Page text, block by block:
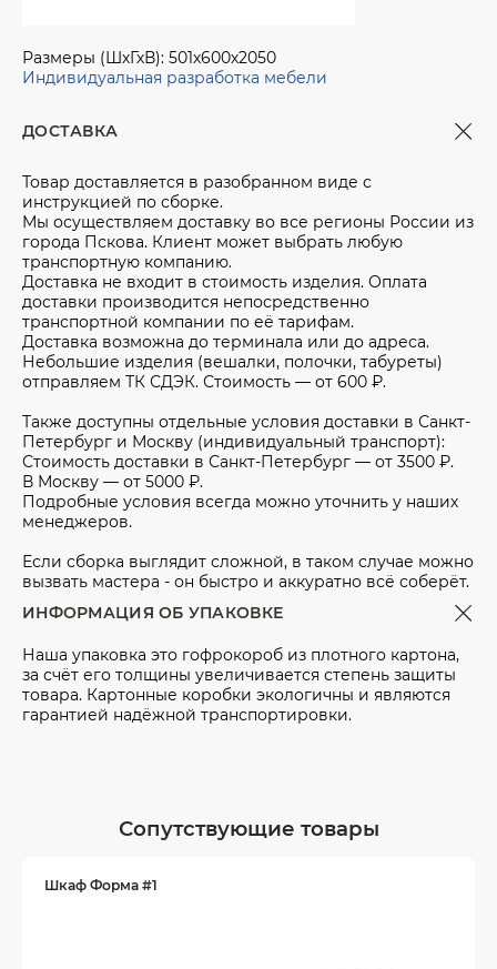
Размеры (ШхГхВ): 501х600х2050
Индивидуальная разработка мебели
ДОСТАВКА
Товар доставляется в разобранном виде с
инструкцией по сборке.
Мы осуществляем доставку во все регионы России из
города Пскова. Клиент может выбрать любую
транспортную компанию.
Доставка не входит в стоимость изделия. Оплата
доставки производится непосредственно
транспортной компании по её тарифам.
Доставка возможна до терминала или до адреса.
Небольшие изделия (вешалки, полочки, табуреты)
отправляем ТК СДЭК. Стоимость — от 600 ₽.
Также доступны отдельные условия доставки в Санкт-
Петербург и Москву (индивидуальный транспорт):
Стоимость доставки в Санкт-Петербург — от 3500 ₽.
В Москву — от 5000 ₽.
Подробные условия всегда можно уточнить у наших
менеджеров.
Если сборка выглядит сложной, в таком случае можно
вызвать мастера - он быстро и аккуратно всё соберёт.
ИНФОРМАЦИЯ ОБ УПАКОВКЕ
Наша упаковка это гофрокороб из плотного картона,
за счёт его толщины увеличивается степень защиты
товара. Картонные коробки экологичны и являются
гарантией надёжной транспортировки.
Сопутствующие товары
Шкаф Форма #1